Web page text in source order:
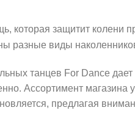
которая защитит колени
разные виды
танцев For Dance дает
Ассортимент магазина
предлагая